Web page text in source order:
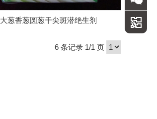
大葱香葱圆葱干尖斑潜绝生剂
6 条记录 1/1 页